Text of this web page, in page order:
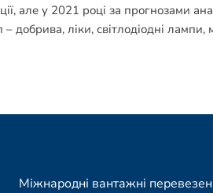
але у 2021 році за прогнозами
ліки, світлодіодні лампи,
Міжнародні вантажні